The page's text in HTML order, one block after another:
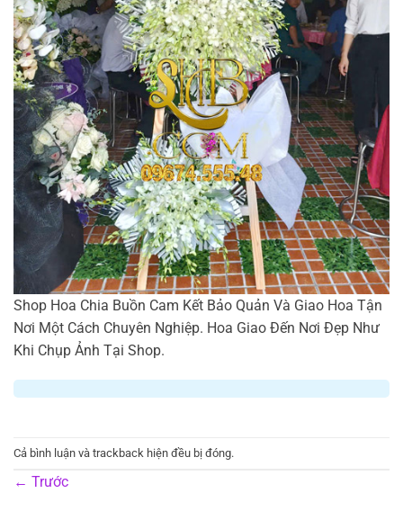
Shop Hoa Chia Buồn Cam Kết Bảo Quản Và Giao Hoa Tận
Nơi Một Cách Chuyên Nghiệp. Hoa Giao Đến Nơi Đẹp Như
Khi Chụp Ảnh Tại Shop.
Cả bình luận và trackback hiện đều bị đóng.
← Trước